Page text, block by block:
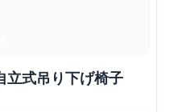
立式吊り下げ椅子